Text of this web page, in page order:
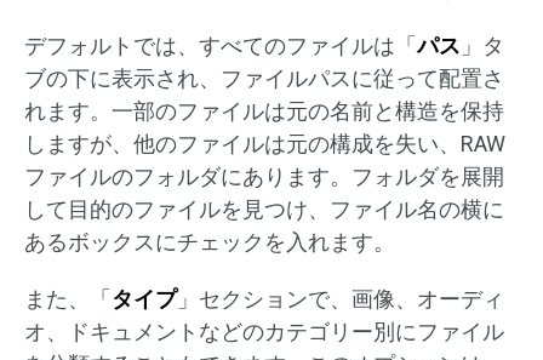
デフォルトでは、すべてのファイルは「パス 」タ
ブの下に表示され、ファイルパスに従って配置さ
れます。一部のファイルは元の名前と構造を保持
しますが、他のファイルは元の構成を失い、RAW
ファイルのフォルダにあります。フォルダを展開
して目的のファイルを見つけ、ファイル名の横に
あるボックスにチェックを入れます。
また、「タイプ」セクションで、画像、オーディ
オ、ドキュメントなどのカテゴリー別にファイル